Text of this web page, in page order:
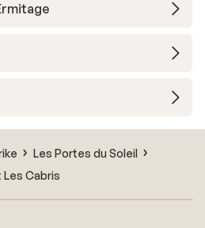
Les Portes du Soleil
Les Cabris